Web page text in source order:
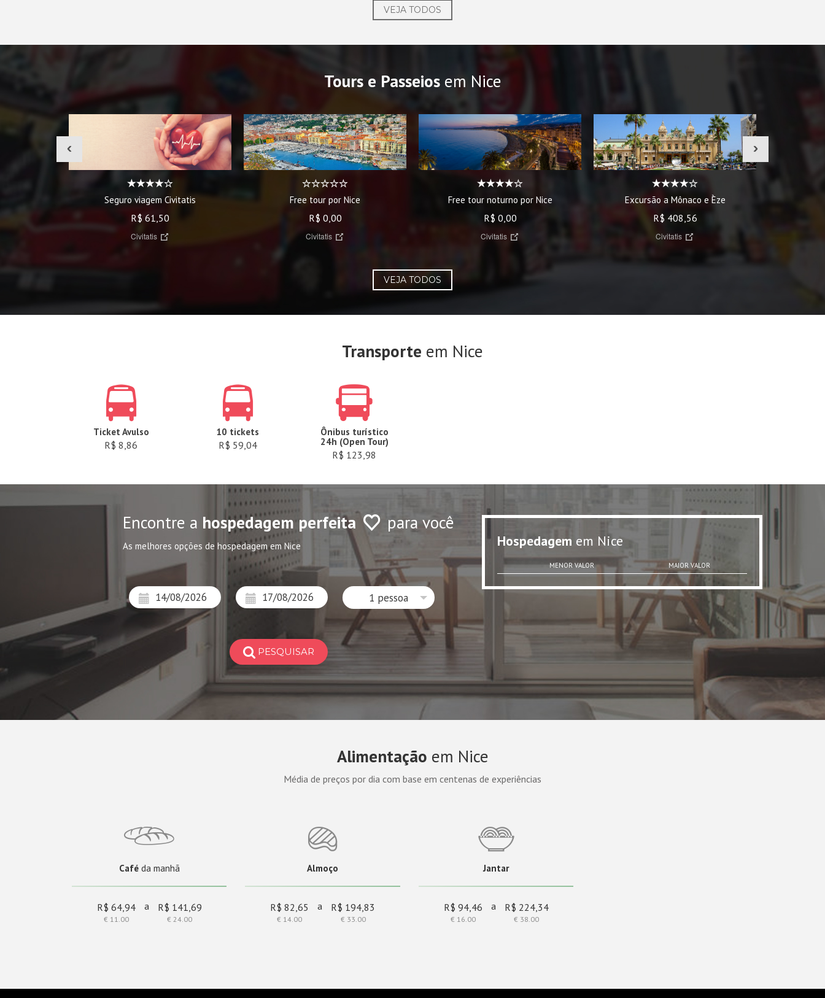
VEJA TODOS
Tours e Passeiosem Nice
Seguro viagem Civitatis
R$ 61,50
Civitatis
Free tour por Nice
R$ 0,00
Civitatis
Free tour noturno por Nice
R$ 0,00
Civitatis
Excursão a Mônaco e Èze
R$ 408,56
Civitatis
‹ ›
VEJA TODOS
Transporte em Nice
Ticket Avulso
R$ 8,86
10 tickets
R$ 59,04
Ônibus turístico
24h (Open Tour)
R$ 123,98
Encontre a hospedagem perfeita para você
As melhores opções de hospedagem em Nice
1 pessoa
PESQUISAR
Hospedagem em Nice
MENOR VALOR MAIOR VALOR
Alimentação em Nice
Média de preços por dia com base em centenas de experiências
Caféda manhã
R$ 64,94
€ 11.00
a R$ 141,69
€ 24.00
Almoço
R$ 82,65
€ 14.00
a R$ 194,83
€ 33.00
Jantar
R$ 94,46
€ 16.00
a R$ 224,34
€ 38.00